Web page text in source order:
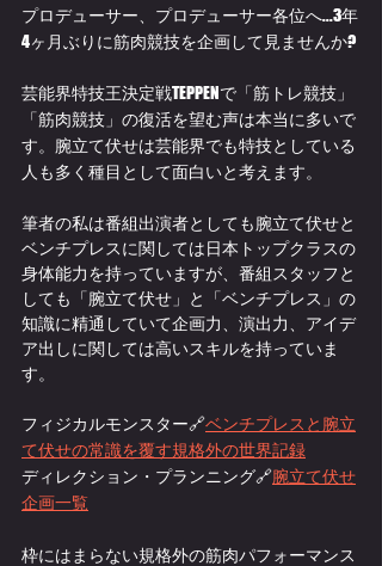
プロデューサー、プロデューサー各位へ...3年
4ヶ月ぶりに筋肉競技を企画して見ませんか?
芸能界特技王決定戦TEPPENで「筋トレ競技」
「筋肉競技」の復活を望む声は本当に多いで
す。腕立て伏せは芸能界でも特技としている
人も多く種目として面白いと考えます。
筆者の私は番組出演者としても腕立て伏せと
ベンチプレスに関しては日本トップクラスの
身体能力を持っていますが、番組スタッフと
しても「腕立て伏せ」と「ベンチプレス」の
知識に精通していて企画力、演出力、アイデ
ア出しに関しては高いスキルを持っていま
す。
フィジカルモンスター🔗ベンチプレスと腕立
て伏せの常識を覆す規格外の世界記録
ディレクション・プランニング🔗腕立て伏せ
企画一覧
枠にはまらない規格外の筋肉パフォーマンス